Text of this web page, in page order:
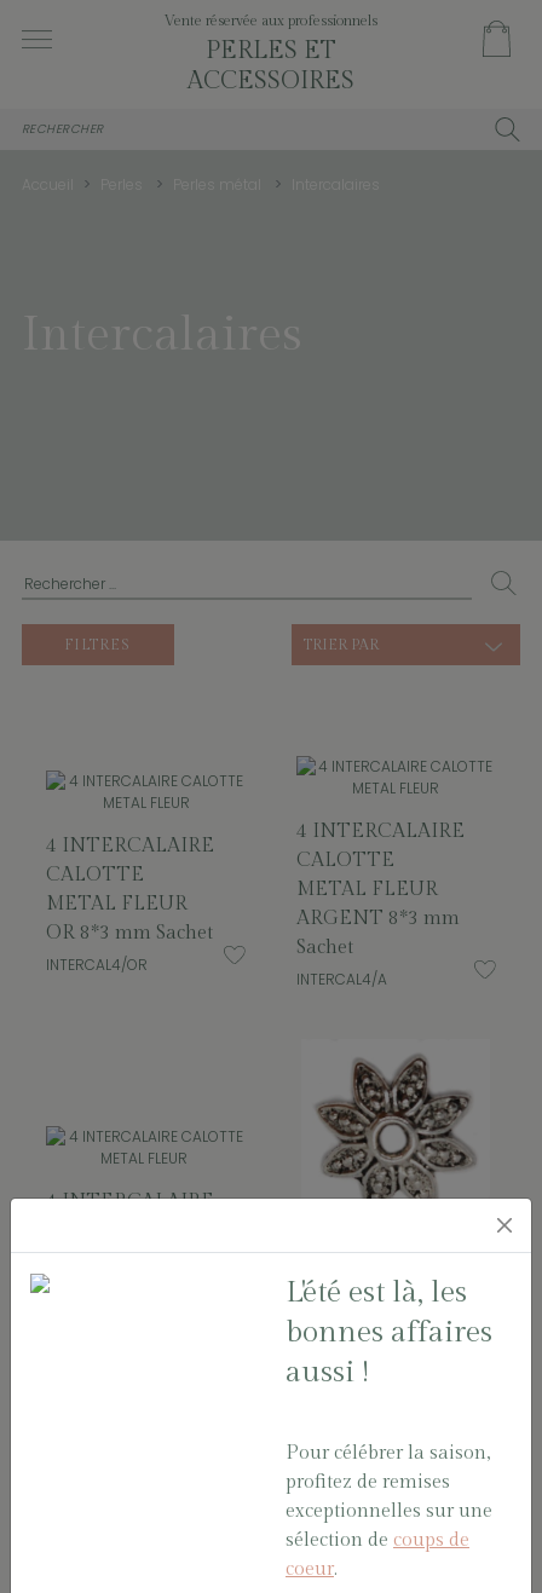
Vente réservée aux professionnels
PERLES ET
ACCESSOIRES
FILTRES TRIER PAR
4 INTERCALAIRE
CALOTTE
METAL FLEUR
OR 8*3 mm Sachet
INTERCAL4/OR
4 INTERCALAIRE
CALOTTE
METAL FLEUR
ARGENT 8*3 mm
Sachet
INTERCAL4/A
4 INTERCALAIRE
METAL FLEUR
ARGENT 7*4 mm
4 INTERCALAIRE
CALOTTE
MARGUERITE
ARGENT 13*4
4 INTERCALAIRE
L'été est là, les
bonnes affaires
aussi !
Pour célébrer la saison,
profitez de remises
exceptionnelles sur une
sélection de coups de
coeur.